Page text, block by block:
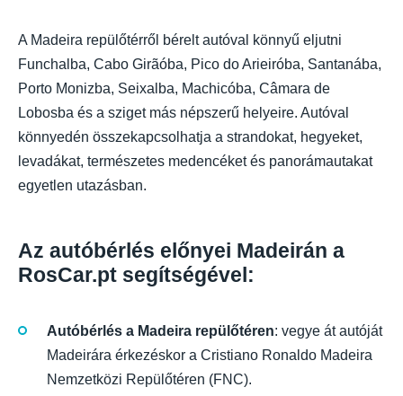
A Madeira repülőtérről bérelt autóval könnyű eljutni
Funchalba, Cabo Girãóba, Pico do Arieiróba, Santanába,
Porto Monizba, Seixalba, Machicóba, Câmara de
Lobosba és a sziget más népszerű helyeire. Autóval
könnyedén összekapcsolhatja a strandokat, hegyeket,
levadákat, természetes medencéket és panorámautakat
egyetlen utazásban.
Az autóbérlés előnyei Madeirán a
RosCar.pt segítségével:
Autóbérlés a Madeira repülőtéren: vegye át autóját
Madeirára érkezéskor a Cristiano Ronaldo Madeira
Nemzetközi Repülőtéren (FNC).